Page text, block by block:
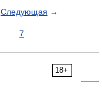
Следующая →
7
18+